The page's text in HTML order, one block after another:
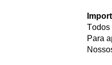
Todos
Para